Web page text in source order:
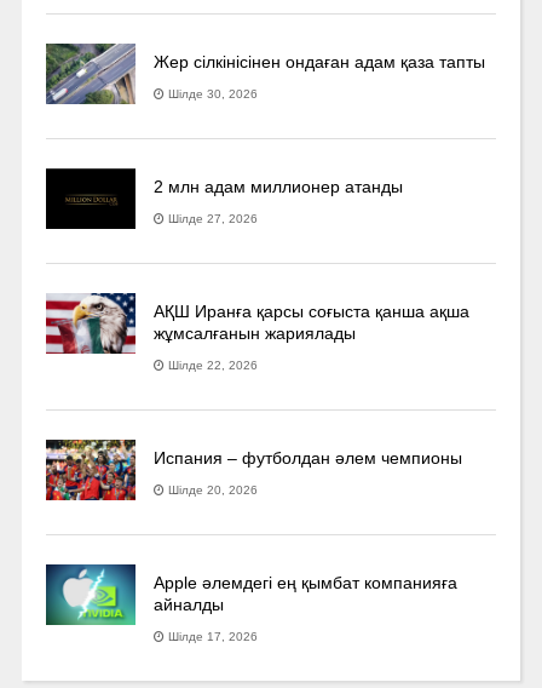
Жер сілкінісінен ондаған адам қаза тапты
Шілде 30, 2026
2 млн адам миллионер атанды
Шілде 27, 2026
АҚШ Иранға қарсы соғыста қанша ақша
жұмсалғанын жариялады
Шілде 22, 2026
Испания – футболдан әлем чемпионы
Шілде 20, 2026
Apple әлемдегі ең қымбат компанияға
айналды
Шілде 17, 2026